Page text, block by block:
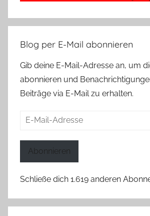
Blog per E-Mail abonnieren
Gib deine E-Mail-Adresse an, um
abonnieren und
Beiträge via E-Mail zu erhalten.
E-
Abonnieren
Schließe dich 1.619 anderen